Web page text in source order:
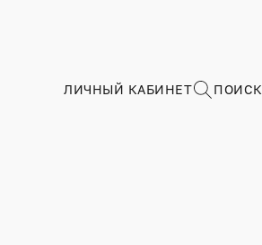
ЛИЧНЫЙ КАБИНЕТ ПОИСК